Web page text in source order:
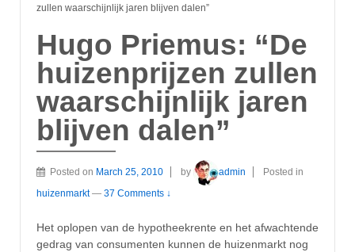
zullen waarschijnlijk jaren blijven dalen”
Hugo Priemus: “De
huizenprijzen zullen
waarschijnlijk jaren
blijven dalen”
Posted on March 25, 2010 by admin
Posted in
huizenmarkt — 37 Comments ↓
Het oplopen van de hypotheekrente en het afwachtende
gedrag van consumenten kunnen de huizenmarkt nog